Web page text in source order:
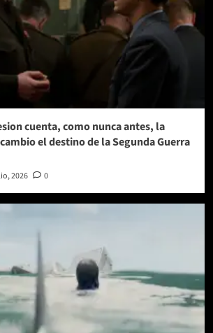
cuenta, como nunca antes, la
el destino de la Segunda Guerra
2026 0